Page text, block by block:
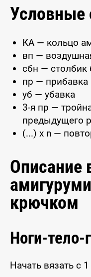
Условные
КА — кольцо
вп —
сбн — столбик
пр — прибавка
уб — убавка
3-я пр —
предыдущего
(...) x n —
Описание
крючком
Ноги-тело-
Начать вязать с